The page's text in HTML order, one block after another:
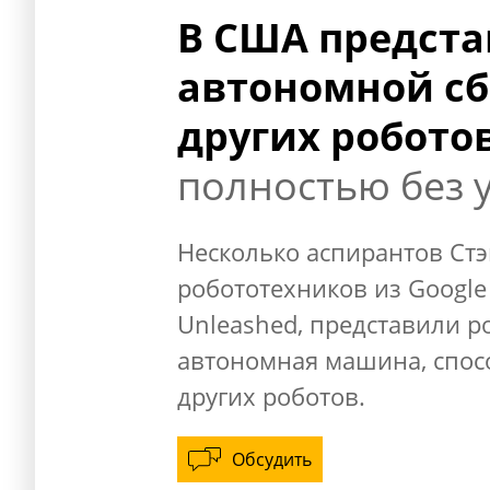
В США
автономной
других
полностью без
Несколько аспирантов
робототехников из
Unleashed, представили
автономная машина,
других роботов.
Обсудить